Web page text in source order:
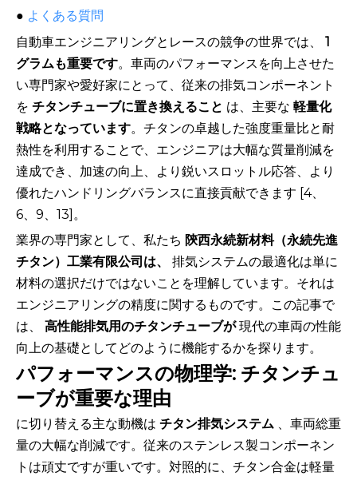
● よくある質問
自動車エンジニアリングとレースの競争の世界では、 1
グラムも重要です。車両のパフォーマンスを向上させた
い専門家や愛好家にとって、従来の排気コンポーネント
を チタンチューブに置き換えること は、主要な 軽量化
戦略となっています。チタンの卓越した強度重量比と耐
熱性を利用することで、エンジニアは大幅な質量削減を
達成でき、加速の向上、より鋭いスロットル応答、より
優れたハンドリングバランスに直接貢献できます [4、
6、9、13]。
業界の専門家として、私たち 陝西永続新材料（永続先進
チタン）工業有限公司は、
排気システムの最適化は単に
材料の選択だけではないことを理解しています。それは
エンジニアリングの精度に関するものです。この記事で
は、 高性能排気用のチタンチューブが現代の車両の性能
向上の基礎としてどのように機能するかを探ります。
パフォーマンスの物理学: チタンチュ
ーブが重要な理由
に切り替える主な動機は チタン排気システム 、車両総重
量の大幅な削減です。従来のステンレス製コンポーネン
トは頑丈ですが重いです。対照的に、チタン合金は軽量